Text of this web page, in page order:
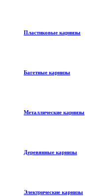
Пластиковые карнизы
Багетные карнизы
Металлические карнизы
Деревянные карнизы
Электрические карнизы